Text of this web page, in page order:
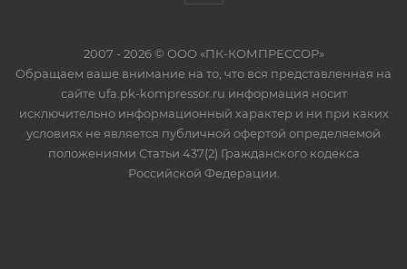
2007 - 2026 © ООО «ПК-КОМПРЕССОР»
Обращаем ваше внимание на то, что вся представленная на
сайте ufa.pk-kompressor.ru информация носит
исключительно информационный характер и ни при каких
условиях не является публичной офертой определяемой
положениями Статьи 437(2) Гражданского кодекса
Российской Федерации.